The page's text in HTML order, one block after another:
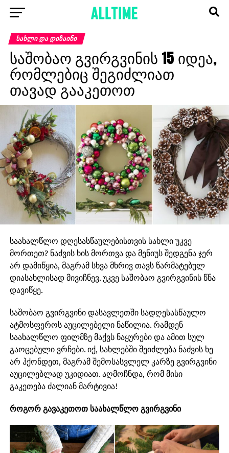
ᲡᲐᲮᲚᲘ ᲓᲐ ᲓᲘᲖᲐᲘᲜᲘ
საშობაო გვირგვინის 15 იდეა,
რომლებიც შეგიძლიათ
თავად გააკეთოთ
საახალწლო დღესასწაულებისთვის სახლი უკვე
მორთეთ? ნაძვის ხის მორთვა და მენიუს შედგენა ჯერ
არ დამიწყია, მაგრამ სხვა მხრივ თავს წარმატებულ
დიასახლისად მივიჩნევ. უკვე საშობაო გვირგვინის წნა
დავიწყე.
საშობაო გვირგვინი დასავლეთში სადღესასწაულო
ატმოსფეროს აუცილებელი ნაწილია. რამდენ
საახალწლო ფილმზე მაქვს ნაყურები და ამით სულ
გაოცებული ვრჩები. იქ, სახლებში შეიძლება ნაძვის ხე
არ ჰქონდეთ, მაგრამ შემოსასვლელ კარზე გვირგვინი
აუცილებლად უკიდიათ. აღმოჩნდა, რომ მისი
გაკეთება ძალიან მარტივია!
როგორ გავაკეთოთ საახალწლო გვირგვინი